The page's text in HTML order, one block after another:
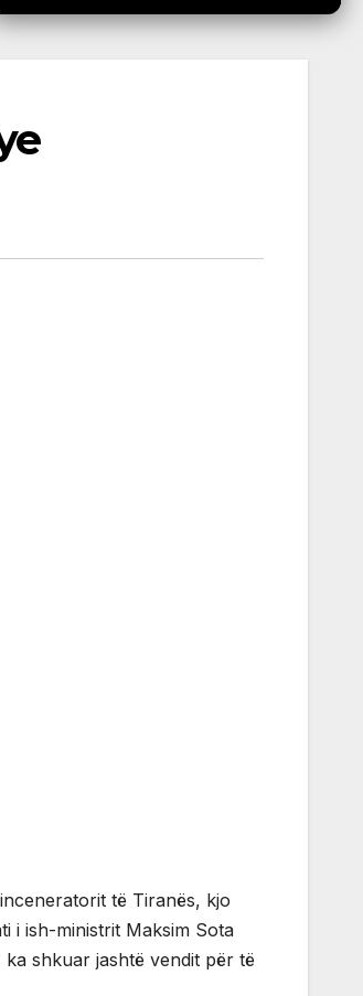
të Tiranës, kjo
i ish-ministrit Maksim Sota
shkuar jashtë vendit për të